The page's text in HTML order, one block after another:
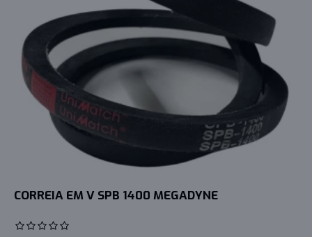
CORREIA EM V SPB 1400 MEGADYNE